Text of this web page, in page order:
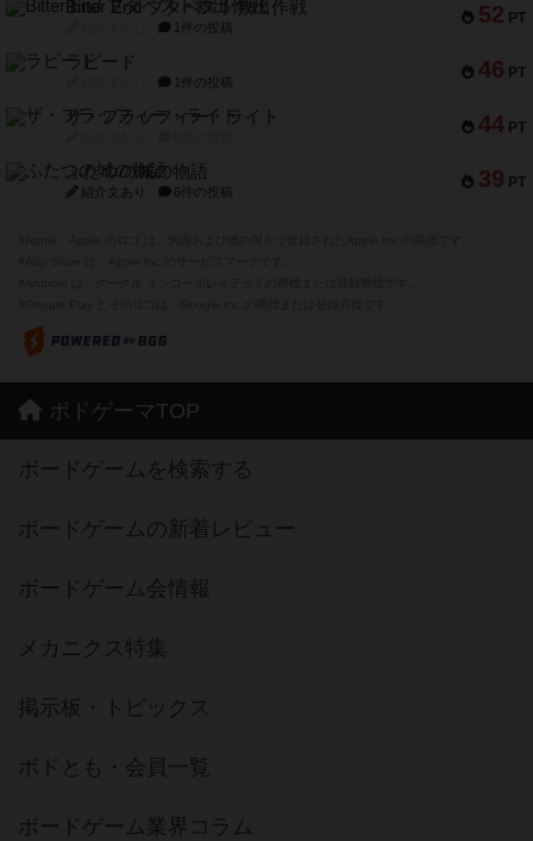
52 PT
Bitter End ブタペスト救出作戦
1件の投稿
46 PT
ラピード
1件の投稿
44 PT
ザ・フラッフィー・ライト
39 PT
ふたつの城の物語
紹介文あり 6件の投稿
ボドゲーマTOP
ボードゲームを検索する
ボードゲームの新着レビュー
ボードゲーム会情報
メカニクス特集
掲示板・トピックス
ボドとも・会員一覧
ボードゲーム業界コラム